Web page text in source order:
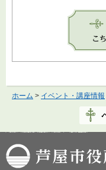
ホーム > イベント・講座情報
芦屋市役所